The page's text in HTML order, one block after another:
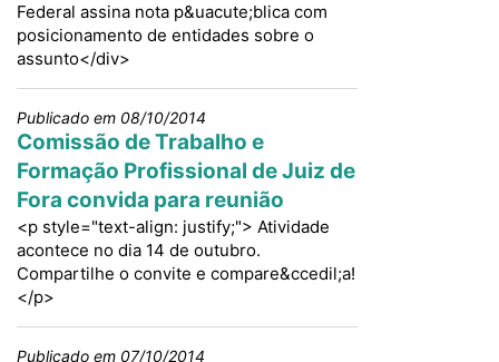
Federal assina nota p&uacute;blica com
posicionamento de entidades sobre o
assunto</div>
Publicado em 08/10/2014
Comissão de Trabalho e
Formação Profissional de Juiz de
Fora convida para reunião
<p style="text-align: justify;"> Atividade
acontece no dia 14 de outubro.
Compartilhe o convite e compare&ccedil;a!
</p>
Publicado em 07/10/2014